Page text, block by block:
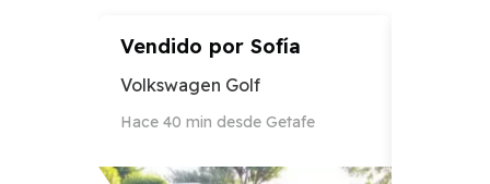
Vendido por Sofía
Volkswagen Golf
Hace 40 min desde Getafe